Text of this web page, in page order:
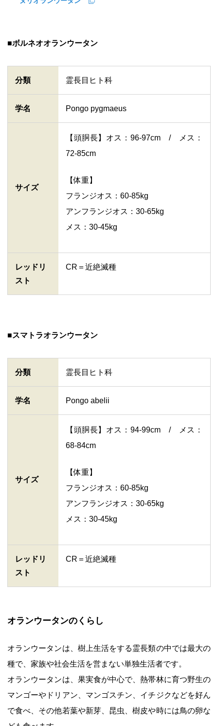
■ボルネオオランウータン
分類 霊長目ヒト科
学名 Pongo pygmaeus
サイズ
【頭胴長】オス：96-97cm / メス：
72-85cm
【体重】
フランジオス：60-85kg
アンフランジオス：30-65kg
メス：30-45kg
レッドリ
スト
CR＝近絶滅種
■スマトラオランウータン
分類 霊長目ヒト科
学名 Pongo abelii
サイズ
【頭胴長】オス：94-99cm / メス：
68-84cm
【体重】
フランジオス：60-85kg
アンフランジオス：30-65kg
メス：30-45kg
レッドリ
スト
CR＝近絶滅種
オランウータンのくらし
オランウータンは、樹上生活をする霊長類の中では最大の
種で、家族や社会生活を営まない単独生活者です。
オランウータンは、果実食が中心で、熱帯林に育つ野生の
マンゴーやドリアン、マンゴスチン、イチジクなどを好ん
で食べ、その他若葉や新芽、昆虫、樹皮や時には鳥の卵な